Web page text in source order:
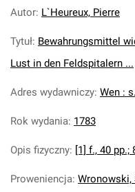
Autor: L`Heureux, Pierre
Tytuł: Bewahrungsmittel
Lust in den Feldspitalern ...
Adres wydawniczy: Wen :
Rok wydania: 1783
Opis fizyczny: [1] f., 40 pp.;
Proweniencja: Wronowski,